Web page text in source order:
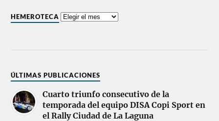
HEMEROTECA
ÚLTIMAS PUBLICACIONES
Cuarto triunfo consecutivo de la
temporada del equipo DISA Copi Sport en
el Rally Ciudad de La Laguna